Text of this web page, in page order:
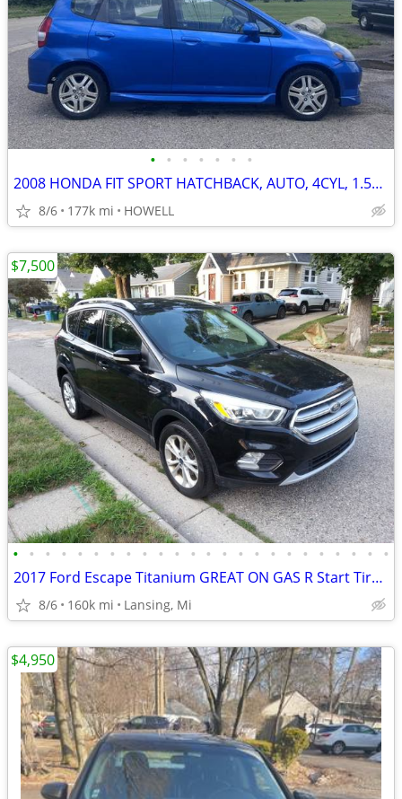
• • • • • • •
2008 HONDA FIT SPORT HATCHBACK, AUTO, 4CYL, 1.5L, CLEAN, RUNS GOOD
8/6 177k mi HOWELL
• • • • • • • • • • • • • • • • • • • • • • • •
2017 Ford Escape Titanium GREAT ON GAS R Start Tires R Cam $7,500/BO
8/6 160k mi Lansing, Mi
$7,500
$4,950